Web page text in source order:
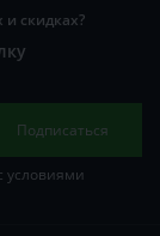
и скидках?
Подписаться
условиями